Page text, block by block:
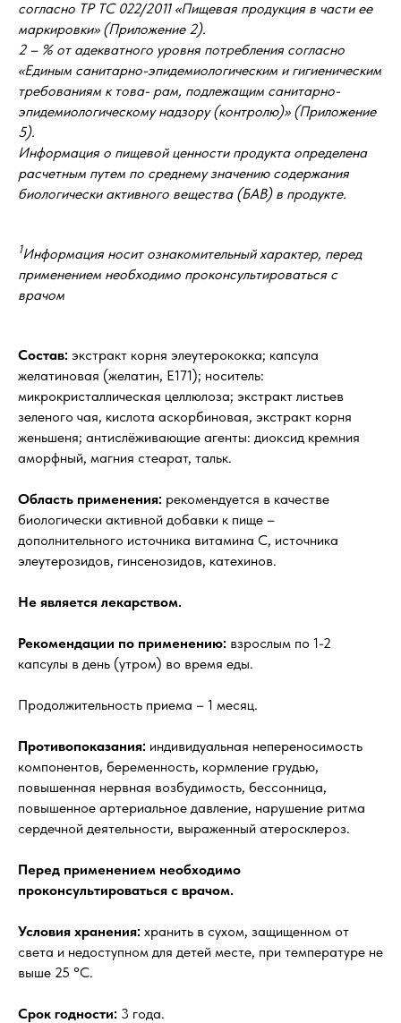
согласно ТР ТС 022/2011 «Пищевая продукция в части ее
маркировки» (Приложение 2).
2 – % от адекватного уровня потребления согласно
«Единым санитарно-эпидемиологическим и гигиеническим
требованиям к това- рам, подлежащим санитарно-
эпидемиологическому надзору (контролю)» (Приложение
5).
Информация о пищевой ценности продукта определена
расчетным путем по среднему значению содержания
биологически активного вещества (БАВ) в продукте.
1Информация носит ознакомительный характер, перед
применением необходимо проконсультироваться с
врачом
Состав: экстракт корня элеутерококка; капсула
желатиновая (желатин, Е171); носитель:
микрокристаллическая целлюлоза; экстракт листьев
зеленого чая, кислота аскорбиновая, экстракт корня
женьшеня; антислёживающие агенты: диоксид кремния
аморфный, магния стеарат, тальк.
Область применения: рекомендуется в качестве
биологически активной добавки к пище –
дополнительного источника витамина С, источника
элеутерозидов, гинсенозидов, катехинов.
Не является лекарством.
Рекомендации по применению: взрослым по 1-2
капсулы в день (утром) во время еды.
Продолжительность приема – 1 месяц.
Противопоказания: индивидуальная непереносимость
компонентов, беременность, кормление грудью,
повышенная нервная возбудимость, бессонница,
повышенное артериальное давление, нарушение ритма
сердечной деятельности, выраженный атеросклероз.
Перед применением необходимо
проконсультироваться с врачом.
Условия хранения: хранить в сухом, защищенном от
света и недоступном для детей месте, при температуре не
выше 25 °С.
Срок годности: 3 года.